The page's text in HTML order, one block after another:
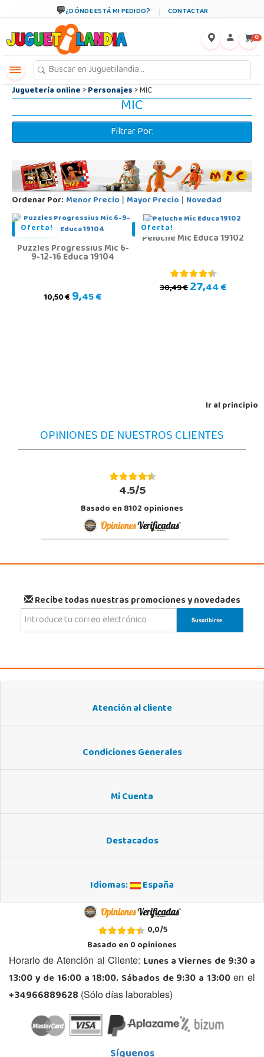
¿DÓNDE ESTÁ MI PEDIDO? CONTACTAR
0
Juguetería online>Personajes> MIC
MIC
Filtrar Por:
Ordenar Por: Menor Precio | Mayor Precio | Novedad
Oferta!
Puzzles Progressius Mic 6-
9-12-16 Educa 19104
10,50 €9,45 €
Oferta!
Peluche Mic Educa 19102
30,49 €27,44 €
Ir al principio
OPINIONES DE NUESTROS CLIENTES
4.5/5
Basado en 8102 opiniones
Recibe todas nuestras promociones y novedades
Atención al cliente
Condiciones Generales
Mi Cuenta
Destacados
Idiomas: España
0,0/5
Basado en0opiniones
Horario de Atención al Cliente: Lunes a Viernes de 9:30 a
13:00 y de 16:00 a 18:00. Sábados de 9:30 a 13:00en el
+34966889628 (Sólo días laborables)